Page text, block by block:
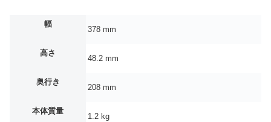
幅
378 mm
高さ
48.2 mm
奥行き
208 mm
本体質量
1.2 kg